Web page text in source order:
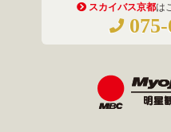
スカイバス京都は
075-